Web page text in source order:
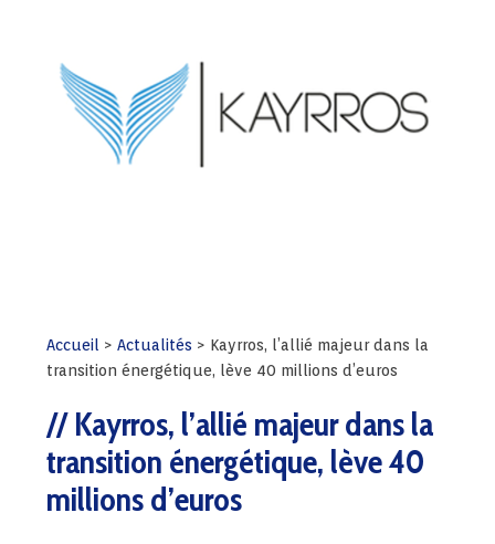
Accueil >Actualités > Kayrros, l’allié majeur dans la
transition énergétique, lève 40 millions d’euros
Kayrros, l’allié majeur dans la
transition énergétique, lève 40
millions d’euros